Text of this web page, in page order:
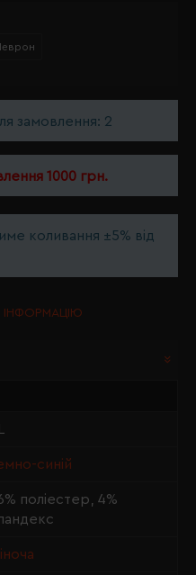
замовлення: 2
1000 грн.
коливання ±5% від
синій
поліестер, 4%